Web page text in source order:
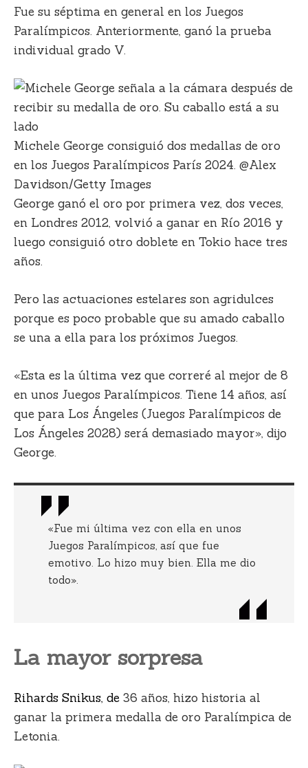
Fue su séptima en general en los Juegos
Paralímpicos. Anteriormente, ganó la prueba
individual grado V.
Michele George consiguió dos medallas de oro
en los Juegos Paralímpicos París 2024. @Alex
Davidson/Getty Images
George ganó el oro por primera vez, dos veces,
en Londres 2012, volvió a ganar en Río 2016 y
luego consiguió otro doblete en Tokio hace tres
años.
Pero las actuaciones estelares son agridulces
porque es poco probable que su amado caballo
se una a ella para los próximos Juegos.
«Esta es la última vez que correré al mejor de 8
en unos Juegos Paralímpicos. Tiene 14 años, así
que para Los Ángeles (Juegos Paralímpicos de
Los Ángeles 2028) será demasiado mayor», dijo
George.
«Fue mi última vez con ella en unos
Juegos Paralímpicos, así que fue
emotivo. Lo hizo muy bien. Ella me dio
todo».
La mayor sorpresa
Rihards Snikus, de 36 años, hizo historia al
ganar la primera medalla de oro Paralímpica de
Letonia.